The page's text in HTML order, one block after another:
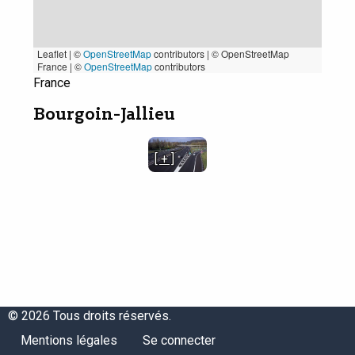
Leaflet | ©OpenStreetMapcontributors | © OpenStreetMap
France | ©OpenStreetMapcontributors
France
Bourgoin-Jallieu
[ + ]
© 2026 Tous droits réservés.
Menu
Mentions légales
Menu
Se connecter